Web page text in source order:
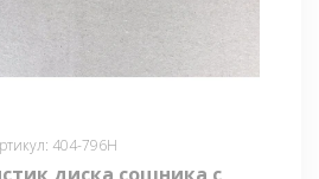
404-796H